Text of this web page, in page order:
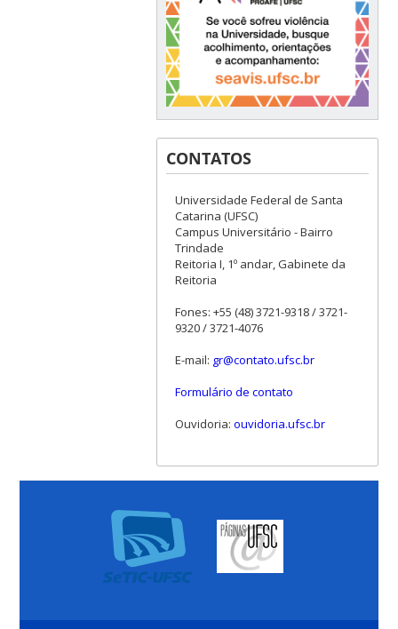
CONTATOS
Universidade Federal de Santa
Catarina (UFSC)
Campus Universitário - Bairro
Trindade
Reitoria I, 1º andar, Gabinete da
Reitoria
Fones: +55 (48) 3721-9318 / 3721-
9320 / 3721-4076
E-mail: gr@contato.ufsc.br
Formulário de contato
Ouvidoria: ouvidoria.ufsc.br